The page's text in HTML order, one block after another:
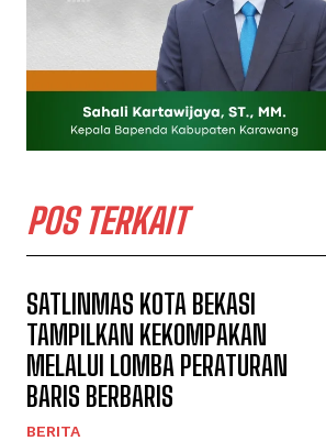
POS TERKAIT
SATLINMAS KOTA BEKASI
TAMPILKAN KEKOMPAKAN
MELALUI LOMBA PERATURAN
BARIS BERBARIS
BERITA